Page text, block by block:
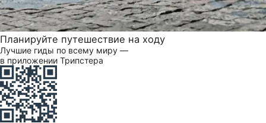
Планируйте путешествие на ходу
Лучшие гиды по всему миру —
в приложении Трипстера